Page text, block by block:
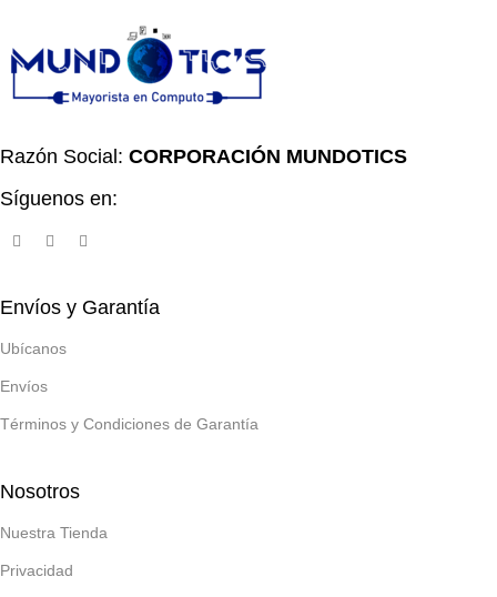
Razón Social: CORPORACIÓN MUNDOTICS
Síguenos en:
Envíos y Garantía
Ubícanos
Envíos
Términos y Condiciones de Garantía
Nosotros
Nuestra Tienda
Privacidad